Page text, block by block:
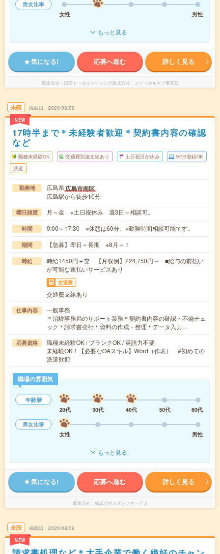
男女比率
女性
男性
もっと見る
気になる! 応募へ進む 詳しく見る
派遣会社 日研トータルソーシング株式会社 メディカルケア事業部
未読
NEW
掲載日 2026/08/09
17時半まで＊未経験者歓迎＊契約書内容の確認
など
職種未経験OK 交通費別途支給あり 土日祝日が休み WEB登録OK
派遣
勤務地 広島県広島市南区
広島駅から徒歩10分
曜日頻度 月～金 ※土日祝休み 週3日～相談可。
時間 9:00～17:30 ※休憩は60分。※勤務時間相談可能です。
期間 【急募】即日～長期 ※8月～！
時給
時給1450円＋交 【月収例】224,750円～ ■給与の前払い
が可能な速払いサービスあり
交通費
交通費支給あり
仕事内容
一般事務
＊治験事務局のサポート業務＊契約書内容の確認・不備チェ
ック＊請求書発行＊資料の作成・整理＊データ入力…
応募資格
職種未経験OK / ブランクOK / 英語力不要
未経験OK！【必要なOAスキル】Word（作表） #初めての
派遣歓迎
職場の雰囲気
年齢層
20代
30代 40代 50代
60代
男女比率
女性
男性
もっと見る
気になる! 応募へ進む 詳しく見る
派遣会社 株式会社スタッフサービス
未読
NEW
掲載日 2026/08/09